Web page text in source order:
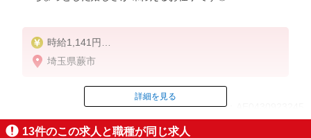
時給1,141円
土日／50円
埼玉県蕨市
ID：AE0430923245
詳細を見る
13件のこの求人と職種が同じ求人